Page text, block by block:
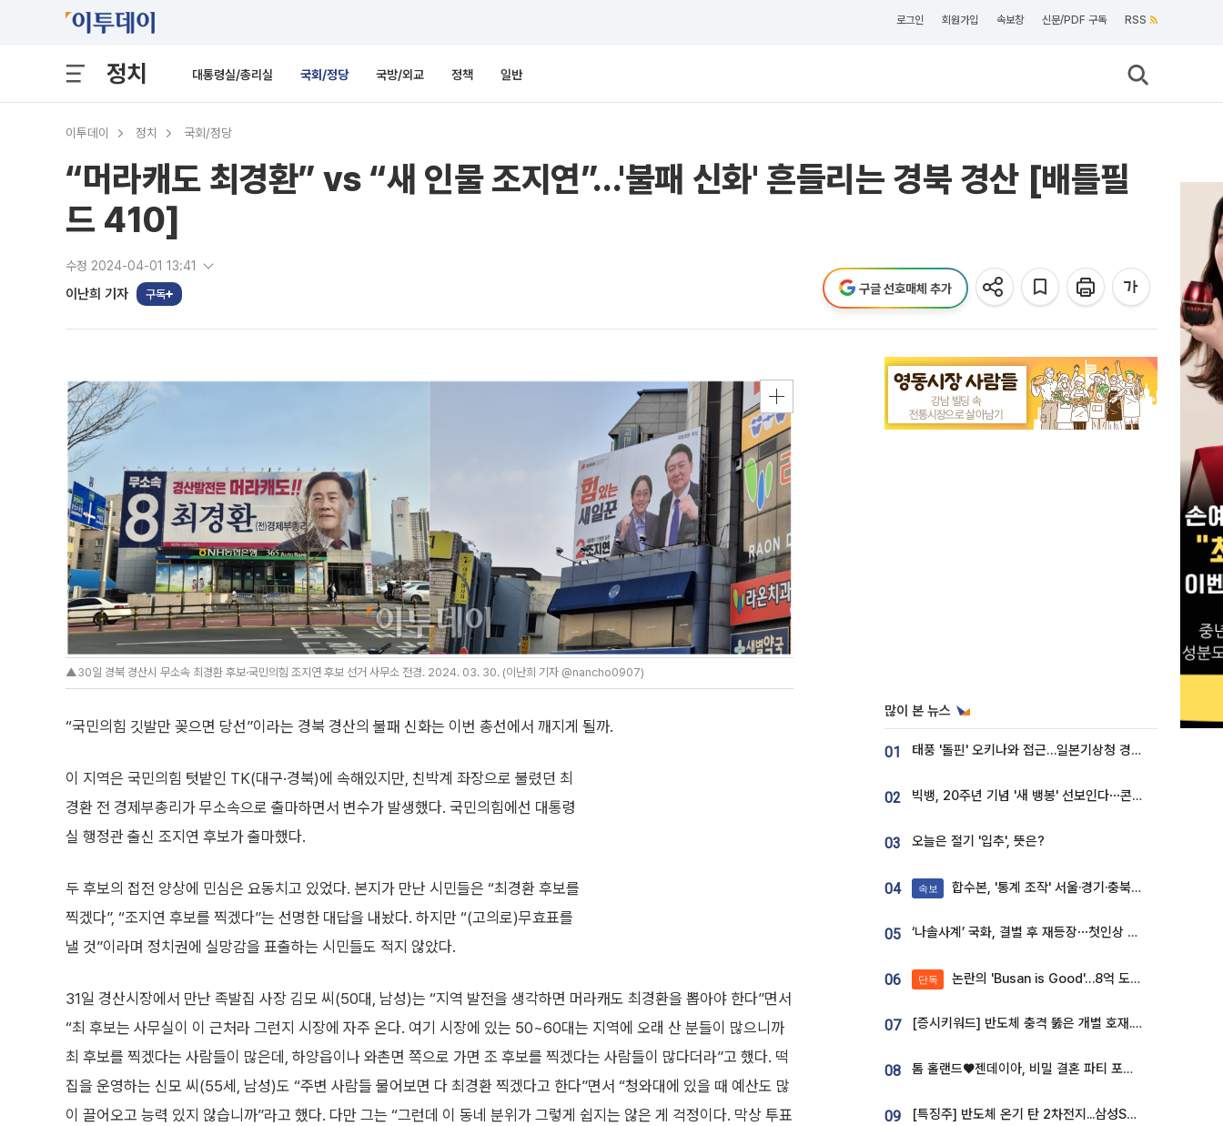
로그인 회원가입 속보창 신문/PDF 구독 RSS
정치 대통령실/총리실 국회/정당 국방/외교 정책 일반
이투데이 정치 국회/정당
“머라캐도 최경환” vs “새 인물 조지연”...'불패 신화' 흔들리는 경북 경산 [배틀필
드 410]
수정 2024-04-01 13:41
이난희 기자 구독 구글 선호매체 추가
▲30일 경북 경산시 무소속 최경환 후보·국민의힘 조지연 후보 선거 사무소 전경. 2024. 03. 30. (이난희 기자 @nancho0907)
“국민의힘 깃발만 꽂으면 당선”이라는 경북 경산의 불패 신화는 이번 총선에서 깨지게 될까.
이 지역은 국민의힘 텃밭인 TK(대구·경북)에 속해있지만, 친박계 좌장으로 불렸던 최
경환 전 경제부총리가 무소속으로 출마하면서 변수가 발생했다. 국민의힘에선 대통령
실 행정관 출신 조지연 후보가 출마했다.
두 후보의 접전 양상에 민심은 요동치고 있었다. 본지가 만난 시민들은 “최경환 후보를
찍겠다”, “조지연 후보를 찍겠다”는 선명한 대답을 내놨다. 하지만 “(고의로)무효표를
낼 것”이라며 정치권에 실망감을 표출하는 시민들도 적지 않았다.
31일 경산시장에서 만난 족발집 사장 김모 씨(50대, 남성)는 “지역 발전을 생각하면 머라캐도 최경환을 뽑아야 한다”면서
“최 후보는 사무실이 이 근처라 그런지 시장에 자주 온다. 여기 시장에 있는 50~60대는 지역에 오래 산 분들이 많으니까
최 후보를 찍겠다는 사람들이 많은데, 하양읍이나 와촌면 쪽으로 가면 조 후보를 찍겠다는 사람들이 많다더라”고 했다. 떡
집을 운영하는 신모 씨(55세, 남성)도 “주변 사람들 물어보면 다 최경환 찍겠다고 한다”면서 “청와대에 있을 때 예산도 많
이 끌어오고 능력 있지 않습니까”라고 했다. 다만 그는 “그런데 이 동네 분위가 그렇게 쉽지는 않은 게 걱정이다. 막상 투표
많이 본 뉴스
01 태풍 '돌핀' 오키나와 접근…일본기상청 경로 업데이트
02 빅뱅, 20주년 기념 '새 뱅봉' 선보인다⋯콘서트 앞두고 팝업 개최
03 오늘은 절기 '입추', 뜻은?
04 속보 합수본, '통계 조작' 서울·경기·충북 선관위 등 추가 압수수색
05 ‘나솔사계’ 국화, 결별 후 재등장⋯첫인상 투표 휩쓸고 ‘인기녀’ 등극
06 단독 논란의 'Busan is Good'…8억 도시브랜드, 용산 대통령실 CI 업체가 수행
07 [증시키워드] 반도체 충격 뚫은 개별 호재...포스코퓨처엠·에코프로·한화솔루션 '눈길'
08 톰 홀랜드♥젠데이아, 비밀 결혼 파티 포착⋯호텔 대관비만 9억
09 [특징주] 반도체 온기 탄 2차전지...삼성SDI, 장 초반 7% 넘게 껑충